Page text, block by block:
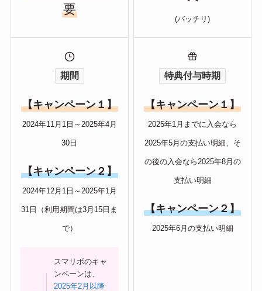
要
(バッチリ)
期間
【キャンペーン１】
2024年11月1日～2025年4月
30日
【キャンペーン２】
2024年12月1日～2025年1月
31日（利用期間は3月15日ま
で）
スマリボのキャ
ンペーンは、
2025年2月以降
特典付与時期
【キャンペーン１】
2025年1月までに入会なら
2025年5月の支払い明細、そ
の後の入会なら2025年8月の
支払い明細
【キャンペーン２】
2025年6月の支払い明細